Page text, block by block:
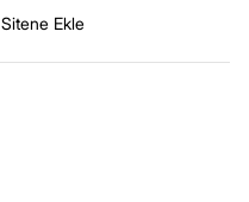
Sitene Ekle